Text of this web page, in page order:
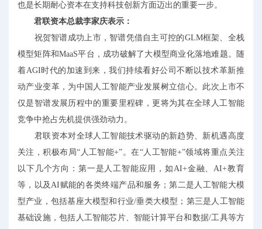
也是长期耐心资本在支持科技创新方面迈出的重要一步。
君联资本总裁李家庆表示：
祝贺智谱成功上市，智谱凭借自主可控的GLM框架、全栈
模型矩阵和MaaS平台，成功破解了大模型商业化落地难题。随
着AGI时代的加速到来，我们持续看好公司不断以技术革新推
动产业变革，为中国人工智能产业发展树立信心。此次上市不
仅是智谱发展历程中的重要里程碑，更将为其在全球人工智能
竞争中抢占先机提供强劲动力。
君联资本对全球人工智能技术驱动的新趋势、新机遇高度
关注，积极布局“人工智能+”。在“人工智能+”领域将重点关注
以下几个方向：第一是人工智能应用，如AI+金融、AI+教育
等，以及AI赋能的各类终端产品和服务；第二是人工智能大模
型产业，包括基座大模型和行业/垂类大模型；第三是人工智能
基础设施，包括人工智能芯片、智能计算平台和数据/工具等方